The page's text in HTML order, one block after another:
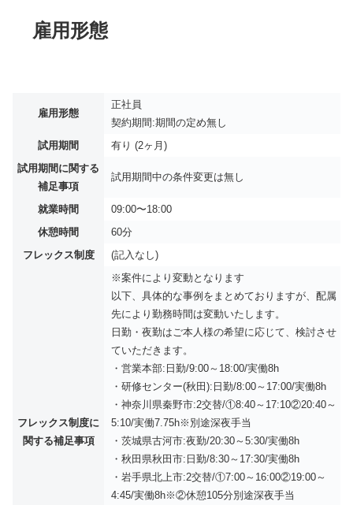
雇用形態
雇用形態
正社員
契約期間:期間の定め無し
試用期間
有り (2ヶ月)
試用期間に関する
補足事項
試用期間中の条件変更は無し
就業時間
09:00〜18:00
休憩時間
60分
フレックス制度
(記入なし)
フレックス制度に
関する補足事項
※案件により変動となります
以下、具体的な事例をまとめておりますが、配属
先により勤務時間は変動いたします。
日勤・夜勤はご本人様の希望に応じて、検討させ
ていただきます。
・営業本部:日勤/9:00～18:00/実働8h
・研修センター(秋田):日勤/8:00～17:00/実働8h
・神奈川県秦野市:2交替/①8:40～17:10②20:40～
5:10/実働7.75h※別途深夜手当
・茨城県古河市:夜勤/20:30～5:30/実働8h
・秋田県秋田市:日勤/8:30～17:30/実働8h
・岩手県北上市:2交替/①7:00～16:00②19:00～
4:45/実働8h※②休憩105分別途深夜手当